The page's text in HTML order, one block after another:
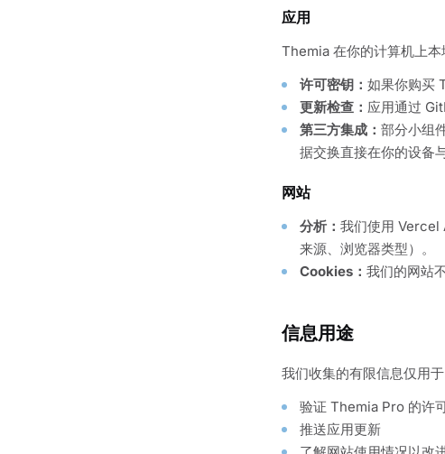
应用
Themia 在你的计算机上本
许可密钥： 如果你购买
更新检查： 应用通过
第三方集成： 部分小组
据交换直接在你的设备
网站
分析： 我们使用 Vercel
来源、浏览器类型）。
Cookies： 我们的网站
信息用途
我们收集的有限信息仅用于
验证 Themia Pro 的许
推送应用更新